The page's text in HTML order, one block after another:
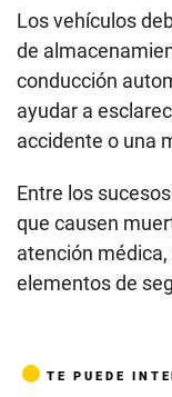
Los vehículos
de
conducción
ayudar a
accidente o una
Entre los
que causen
atención
elementos de
TE PUEDE